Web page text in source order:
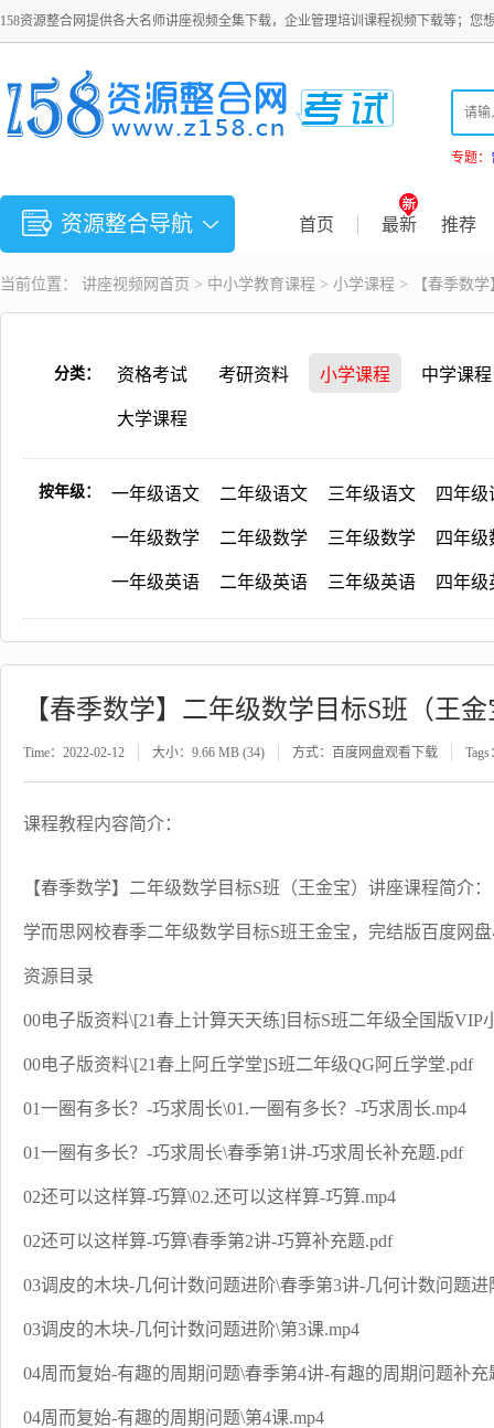
158资源整合网提供各大名师讲座视频全集下载，企业管理培训课程视频下载等；您
专题：
资源整合导航 首页 最新 推荐
当前位置： 讲座视频 网首页 > 中小学教育课程 > 小学课程 > 【春季数
分类： 资格考试 考研资料 小学课程 中学课程
大学课程
按年级： 一年级语文 二年级语文 三年级语文 四年级
一年级数学 二年级数学 三年级数学 四年级
一年级英语 二年级英语 三年级英语 四年级
【春季数学】二年级数学目标S班（王
Time：2022-02-12 大小：9.66 MB (34) 方式：百度网盘观看下载 Tags
课程教程内容简介：
【春季数学】二年级数学目标S班（王金宝）讲座课程简介：
学而思网校春季二年级数学目标S班王金宝，完结版百度网
资源目录
00电子版资料\[21春上计算天天练]目标S班二年级全国版VIP
00电子版资料\[21春上阿丘学堂]S班二年级QG阿丘学堂.pdf
01一圈有多长？-巧求周长\01.一圈有多长？-巧求周长.mp4
01一圈有多长？-巧求周长\春季第1讲-巧求周长补充题.pdf
02还可以这样算-巧算\02.还可以这样算-巧算.mp4
02还可以这样算-巧算\春季第2讲-巧算补充题.pdf
03调皮的木块-几何计数问题进阶\春季第3讲-几何计数问题进
03调皮的木块-几何计数问题进阶\第3课.mp4
04周而复始-有趣的周期问题\春季第4讲-有趣的周期问题补充
04周而复始-有趣的周期问题\第4课.mp4